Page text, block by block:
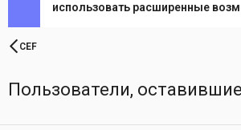
использовать расширенные
CEF
Пользователи,